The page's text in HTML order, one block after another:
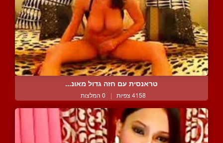
טראנסית עם חזה גדול מאונ...
4158 צפיות | 0 המלצות